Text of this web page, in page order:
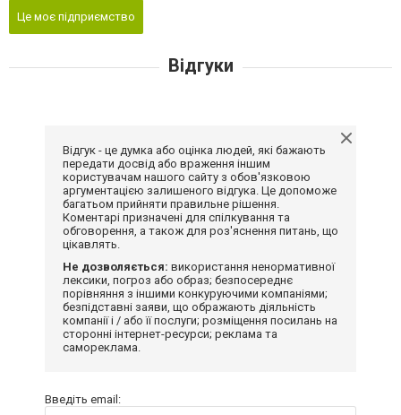
Це моє підприємство
Відгуки
Відгук - це думка або оцінка людей, які бажають
передати досвід або враження іншим
користувачам нашого сайту з обов'язковою
аргументацією залишеного відгука. Це допоможе
багатьом прийняти правильне рішення.
Коментарі призначені для спілкування та
обговорення, а також для роз'яснення питань, що
цікавлять.
Не дозволяється: використання ненормативної
лексики, погроз або образ; безпосереднє
порівняння з іншими конкуруючими компаніями;
безпідставні заяви, що ображають діяльність
компанії і / або її послуги; розміщення посилань на
сторонні інтернет-ресурси; реклама та
самореклама.
Введіть email: